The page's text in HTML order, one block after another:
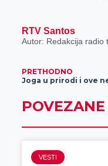
RTV Santos
Autor: Redakcija radio
PRETHODNO
VESTI